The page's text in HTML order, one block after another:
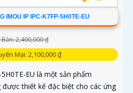
IMOU IP IPC-K7FP-5H0TE-EU
Bán: 2,400,000 ₫
Mại: 2,100,000 ₫
EU là một sản phẩm
được thiết kế đặc biệt cho các ứng